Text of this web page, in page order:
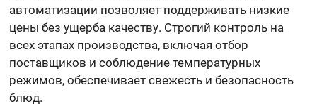
автоматизации позволяет поддерживать низкие
цены без ущерба качеству. Строгий контроль на
всех этапах производства, включая отбор
поставщиков и соблюдение температурных
режимов, обеспечивает свежесть и безопасность
блюд.